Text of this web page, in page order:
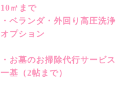
10㎡まで
・ベランダ・外回り高圧洗浄
オプション
・お墓のお掃除代行サービス
一基（2帖まで）